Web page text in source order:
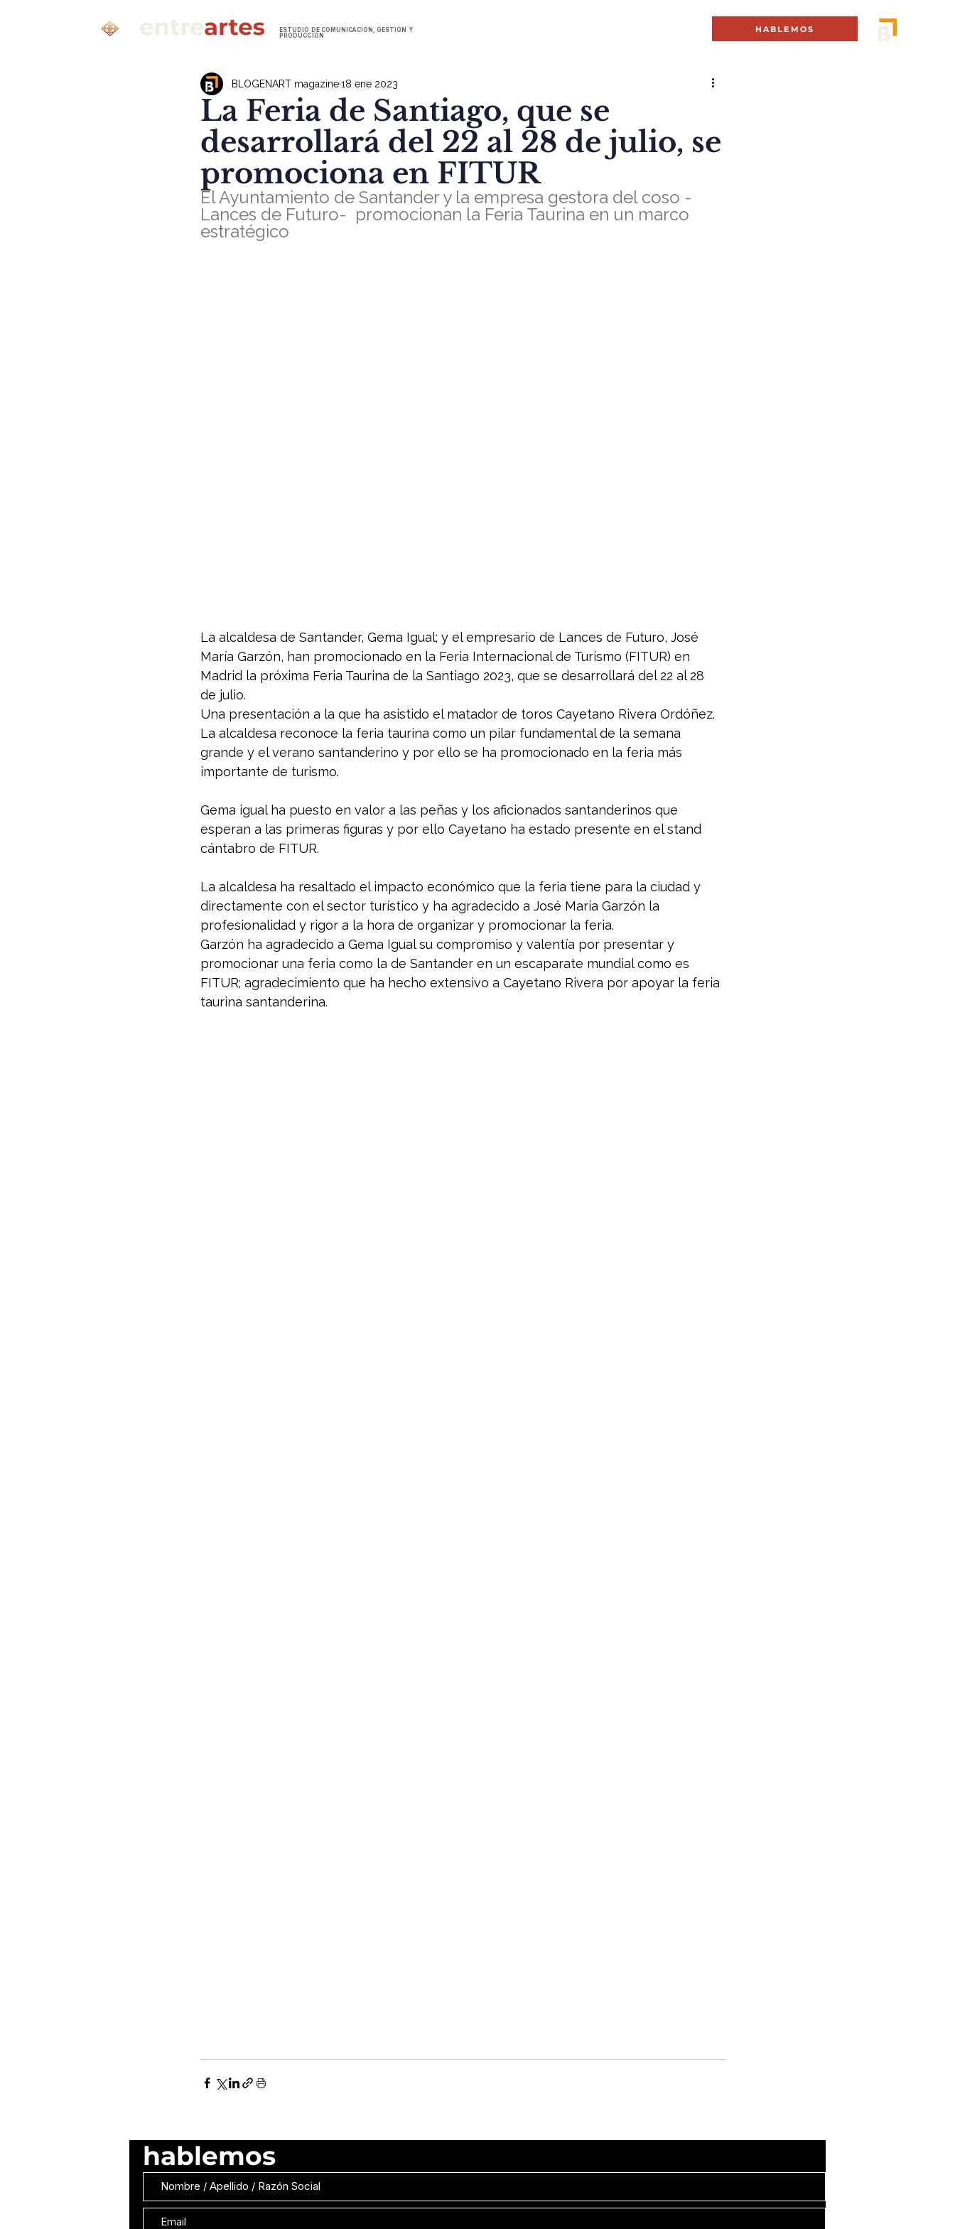
ESTUDIO DE COMUNICACIÓN, GESTIÓN Y
PRODUCCIÓN
HABLEMOS
La Feria de Santiago, que se
desarrollará del 22 al 28 de julio, se
promociona en FITUR
BLOGENART magazine18 ene 2023
El Ayuntamiento de Santander y la empresa gestora del coso -
Lances de Futuro-  promocionan la Feria Taurina en un marco
estratégico
La alcaldesa de Santander, Gema Igual; y el empresario de Lances de Futuro, José
María Garzón, han promocionado en la Feria Internacional de Turismo (FITUR) en
Madrid la próxima Feria Taurina de la Santiago 2023, que se desarrollará del 22 al 28
de julio.
Una presentación a la que ha asistido el matador de toros Cayetano Rivera Ordóñez.
La alcaldesa reconoce la feria taurina como un pilar fundamental de la semana
grande y el verano santanderino y por ello se ha promocionado en la feria más
importante de turismo.
Gema igual ha puesto en valor a las peñas y los aficionados santanderinos que
esperan a las primeras figuras y por ello Cayetano ha estado presente en el stand
cántabro de FITUR.
La alcaldesa ha resaltado el impacto económico que la feria tiene para la ciudad y
directamente con el sector turístico y ha agradecido a José María Garzón la
profesionalidad y rigor a la hora de organizar y promocionar la feria.
Garzón ha agradecido a Gema Igual su compromiso y valentía por presentar y
promocionar una feria como la de Santander en un escaparate mundial como es
FITUR; agradecimiento que ha hecho extensivo a Cayetano Rivera por apoyar la feria
taurina santanderina.
hablemos